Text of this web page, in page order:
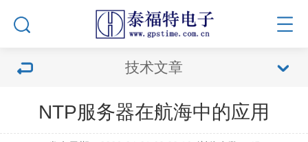
技术文章
NTP服务器在航海中的应用